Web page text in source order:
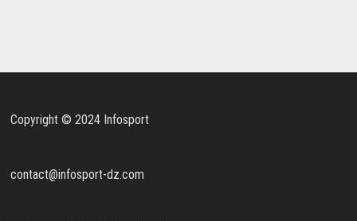
Copyright © 2024 Infosport
contact@infosport-dz.com